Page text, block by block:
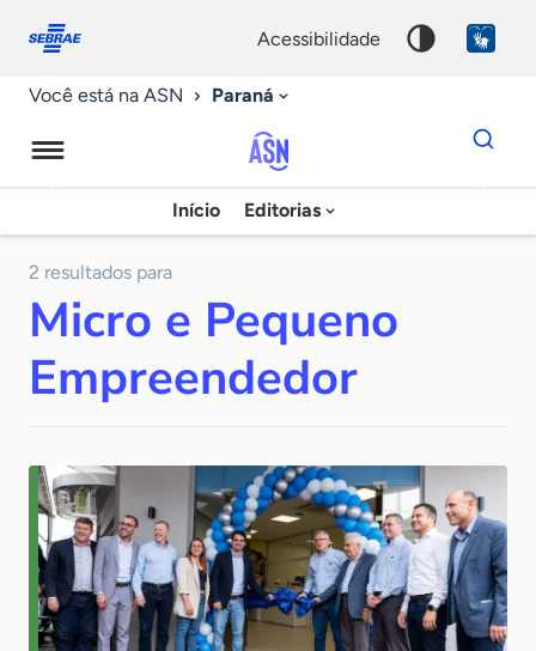
conosco
acessibilidade
Você está na ASN Paraná
Agência
Sebrae
Notícias
Início Editorias
Dados
para
chave
2 resultados para
Micro e Pequeno
Empreendedor